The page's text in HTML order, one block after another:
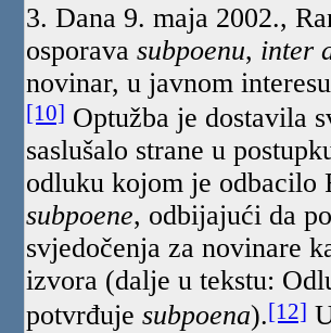
3. Dana 9. maja 2002.,
osporava subpoenu, inter
novinar, u javnom
[10] Optužba je dostavila
saslušalo strane u
odluku kojom je odbacilo
subpoene, odbijajući da
svjedočenja za novinare
izvora (dalje u tekstu:
potvrđuje subpoena).[12]